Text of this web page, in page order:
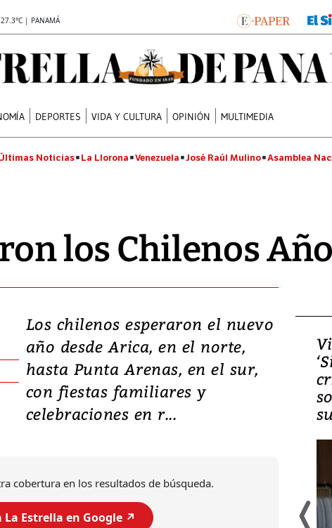
| PANAMÁ
DEPORTES VIDA Y CULTURA OPINIÓN MULTIMEDIA
Noticias La Llorona Venezuela José Raúl Mulino Asamblea
los Chilenos
Los chilenos esperaron el nuevo
año desde Arica, en el norte,
hasta Punta Arenas, en el sur,
con fiestas familiares y
celebraciones en r...
cobertura en los resultados de búsqueda.
La Estrella en Google ↗️
Video, Japón: Terremoto
deja heridos y graves
daños en Kumamoto